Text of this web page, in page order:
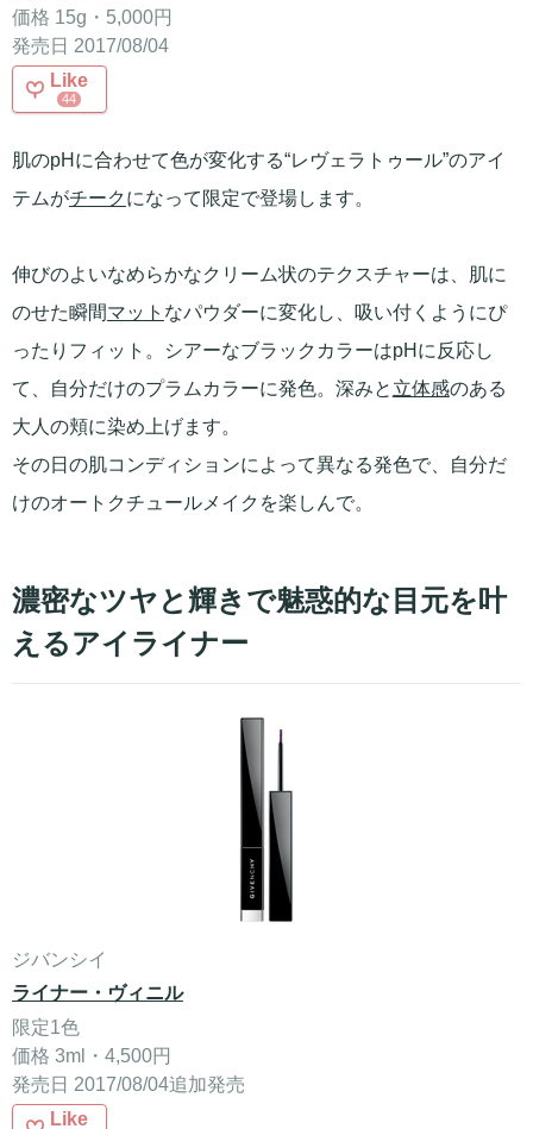
価格 15g・5,000円
発売日 2017/08/04
Like
44
肌のpHに合わせて色が変化する“レヴェラトゥール”のアイ
テムがチーク になって限定で登場します。
伸びのよいなめらかなクリーム状のテクスチャーは、肌に
のせた瞬間マット なパウダーに変化し、吸い付くようにぴ
ったりフィット。シアーなブラックカラーはpHに反応し
て、自分だけのプラムカラーに発色。深みと 立体感のある
大人の頬に染め上げます。
その日の肌コンディションによって異なる発色で、自分だ
けのオートクチュールメイクを楽しんで。
濃密なツヤと輝きで魅惑的な目元を叶
えるアイライナー
ジバンシイ
ライナー・ヴィニル
限定1色
価格 3ml・4,500円
発売日 2017/08/04追加発売
Like